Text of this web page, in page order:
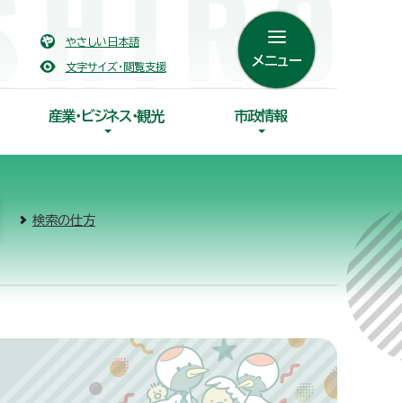
やさしい日本語
文字サイズ・閲覧支援 メニュー
産業・ビジネス・観光 市政情報
検索の仕方